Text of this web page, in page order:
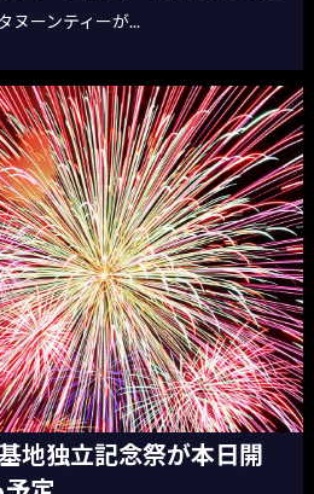
ヌーンティーが...
地独立記念祭が本日開